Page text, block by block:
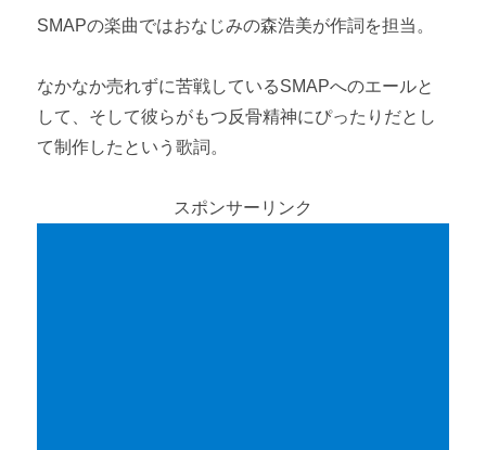
SMAPの楽曲ではおなじみの森浩美が作詞を担当。
なかなか売れずに苦戦しているSMAPへのエールと
して、そして彼らがもつ反骨精神にぴったりだとし
て制作したという歌詞。
スポンサーリンク